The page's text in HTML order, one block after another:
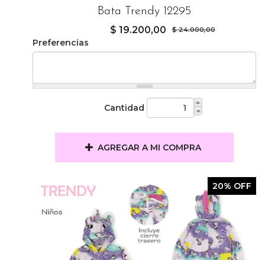
Bata Trendy 12295
$ 24.000,00
$ 19.200,00
Preferencias
Cantidad
AGREGAR A MI COMPRA
20% OFF